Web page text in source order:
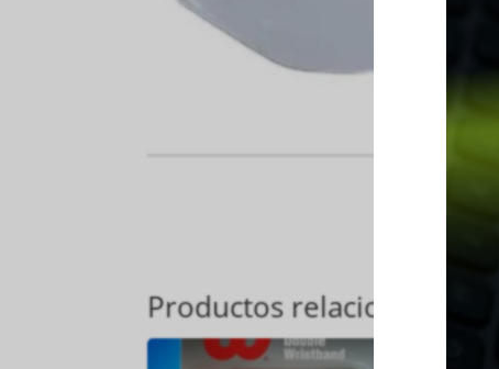
Productos relacionados